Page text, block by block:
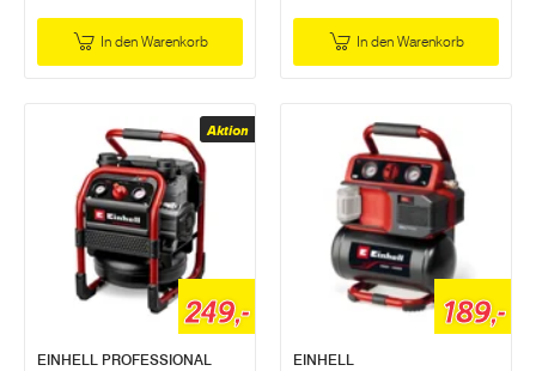
In den Warenkorb In den Warenkorb
Aktion
249,-
EINHELL PROFESSIONAL
189,-
EINHELL